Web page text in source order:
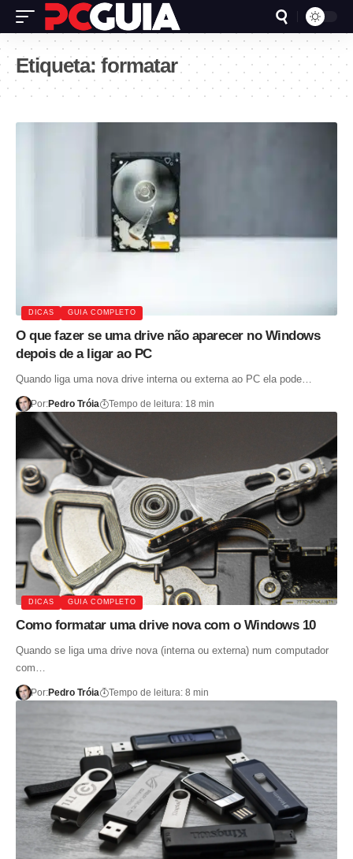
Etiqueta: formatar
DICAS GUIA COMPLETO
O que fazer se uma drive não aparecer no Windows
depois de a ligar ao PC
Quando liga uma nova drive interna ou externa ao PC ela pode…
Por:Pedro Tróia Tempo de leitura: 18 min
DICAS GUIA COMPLETO
Como formatar uma drive nova com o Windows 10
Quando se liga uma drive nova (interna ou externa) num computador
com…
Por:Pedro Tróia Tempo de leitura: 8 min